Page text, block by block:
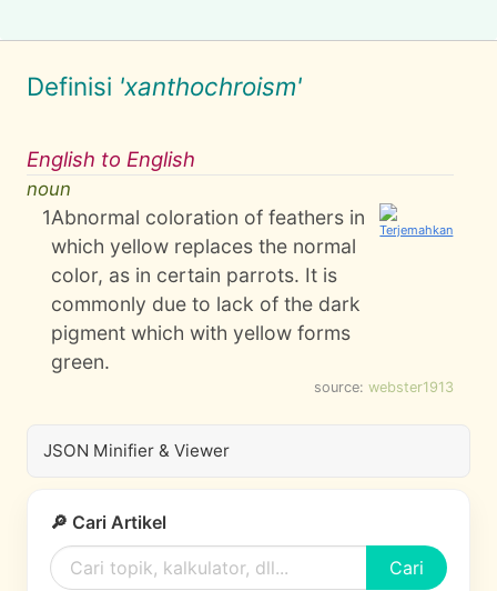
Definisi 'xanthochroism'
English to English
noun
1Abnormal coloration of feathers in
which yellow replaces the normal
color, as in certain parrots. It is
commonly due to lack of the dark
pigment which with yellow forms
green.
source: webster1913
JSON Minifier & Viewer
🔎 Cari Artikel
Cari